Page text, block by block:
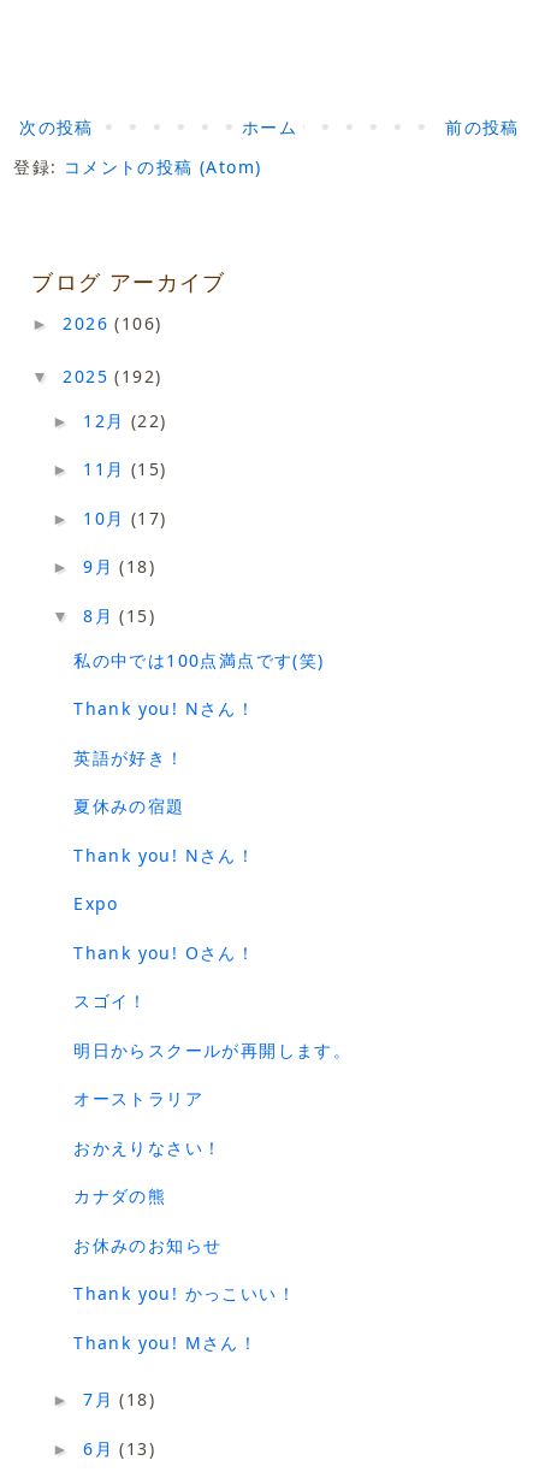
次の投稿 前の投稿
ホーム
登録: コメントの投稿 (Atom)
ブログ アーカイブ
► 2026(106)
▼ 2025(192)
► 12月 (22)
► 11月 (15)
► 10月 (17)
►9月(18)
▼8月(15)
私の中では100点満点です(笑)
Thank you! Nさん！
英語が好き！
夏休みの宿題
Thank you! Nさん！
Expo
Thank you! Oさん！
スゴイ！
明日からスクールが再開します。
オーストラリア
おかえりなさい！
カナダの熊
お休みのお知らせ
Thank you! かっこいい！
Thank you! Mさん！
►7月(18)
►6月(13)